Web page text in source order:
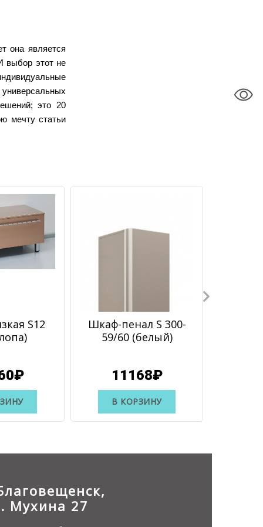
она является
выбор этот не
это 20
мечту статьи
S12
Шкаф-пенал S 300-
59/60 (белый)
11168₽
В КОРЗИНУ
Мухина 27